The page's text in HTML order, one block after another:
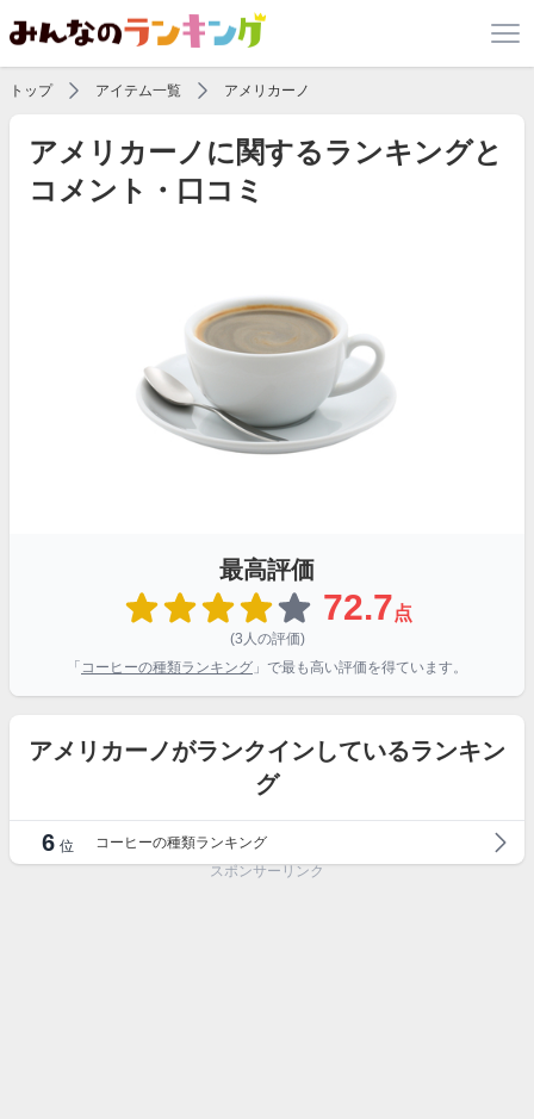
トップ アイテム一覧 アメリカーノ
アメリカーノに関するランキングと
コメント・口コミ
最高評価
72.7点
(3人の評価)
「 コーヒーの種類ランキング 」で最も高い評価を得ています。
アメリカーノがランクインしているランキン
グ
6 位
コーヒーの種類ランキング
スポンサーリンク